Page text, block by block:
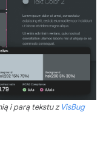
i parą tekstu zVisBug